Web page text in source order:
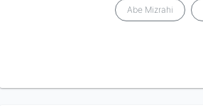
Abe Mizrahi